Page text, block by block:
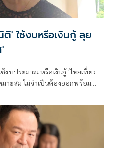
' ใช้งบหรือเงินกู้ ลุย
'
งบประมาณ หรือเงินกู้ 'ไทยเที่ยว
าะสม ไม่จำเป็นต้องออกพร้อม